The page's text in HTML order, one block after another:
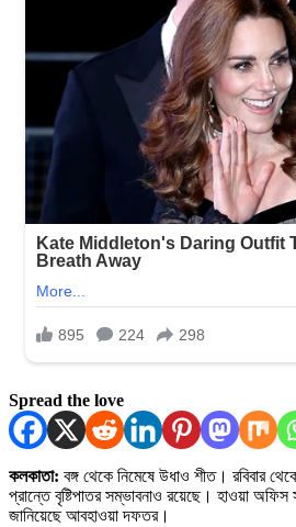
Spread the love
কলকাতা: বঙ্গ থেকে নিমেষে উধাও শীত। রবিবার
প্রান্তে বৃষ্টিপাতর সম্ভাবনাও রয়েছে। হাওয়া
জানিয়েছে আবহাওয়া দফতর।